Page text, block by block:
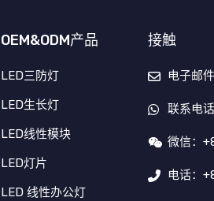
OEM&ODM产品
LED三防灯
LED生长灯
LED线性模块
LED灯片
LED 线性办公灯
接触
电子邮
联系电
微信：
电话：